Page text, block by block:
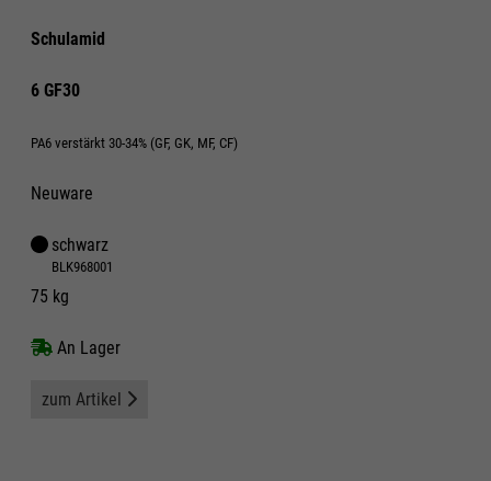
Schulamid
6 GF30
PA6 verstärkt 30-34% (GF, GK, MF, CF)
Neuware
schwarz
BLK968001
75 kg
An Lager
zum Artikel